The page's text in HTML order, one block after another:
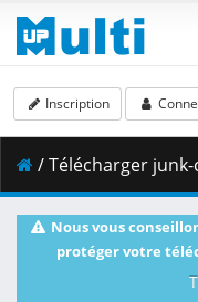
Inscription
/ Télécharger junk-car-
Nous vous
protéger votre